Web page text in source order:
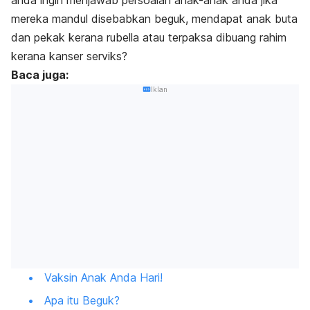
mereka mandul disebabkan beguk, mendapat anak buta
dan pekak kerana rubella atau terpaksa dibuang rahim
kerana kanser serviks?
Baca juga:
Iklan
Vaksin Anak Anda Hari!
Apa itu Beguk?